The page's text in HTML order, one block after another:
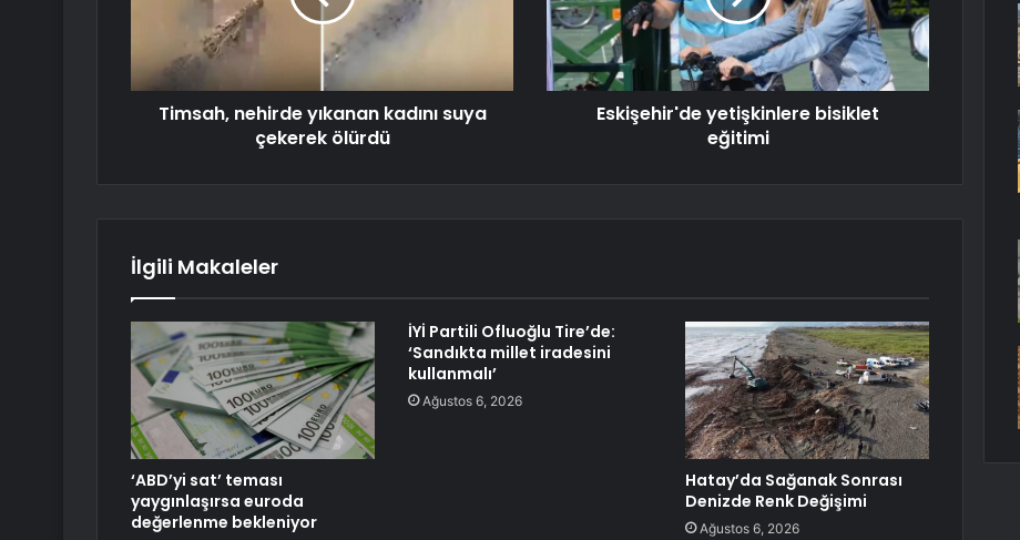
Timsah, nehirde yıkanan kadını suya
çekerek ölürdü
Eskişehir'de yetişkinlere bisiklet
eğitimi
İlgili Makaleler
‘ABD’yi sat’ teması
yaygınlaşırsa euroda
değerlenme bekleniyor
İYİ Partili Ofluoğlu Tire’de:
‘Sandıkta millet iradesini
kullanmalı’
Ağustos 6, 2026
Hatay’da Sağanak Sonrası
Denizde Renk Değişimi
Ağustos 6, 2026